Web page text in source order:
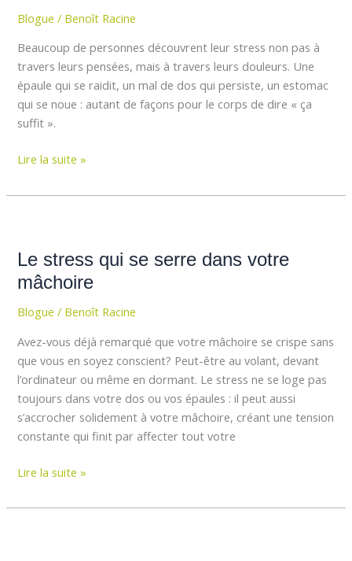
Blogue / Benoît Racine
Beaucoup de personnes découvrent leur stress non pas à
travers leurs pensées, mais à travers leurs douleurs. Une
épaule qui se raidit, un mal de dos qui persiste, un estomac
qui se noue : autant de façons pour le corps de dire « ça
suffit ».
cercle
vicieux
Lire la suite »
Le stress qui se serre dans votre
mâchoire
Blogue / Benoît Racine
Avez-vous déjà remarqué que votre mâchoire se crispe sans
que vous en soyez conscient? Peut-être au volant, devant
l’ordinateur ou même en dormant. Le stress ne se loge pas
toujours dans votre dos ou vos épaules : il peut aussi
s’accrocher solidement à votre mâchoire, créant une tension
constante qui finit par affecter tout votre
qui
se
dans
votre
Lire la suite »